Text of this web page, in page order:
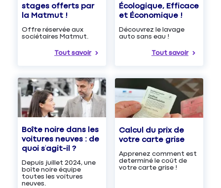
stages offerts par
la Matmut !
Offre réservée aux
sociétaires Matmut.
Tout savoir
Écologique, Efficace
et Économique !
Découvrez le lavage
auto sans eau !
Tout savoir
Boîte noire dans les
voitures neuves : de
quoi s’agit-il ?
Depuis juillet 2024, une
boîte noire équipe
toutes les voitures
neuves.
Calcul du prix de
votre carte grise
Apprenez comment est
determiné le coût de
votre carte grise !